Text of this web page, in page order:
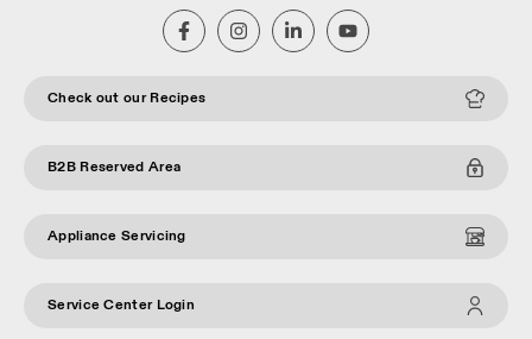
Check out our Recipes
B2B Reserved Area
Appliance Servicing
Service Center Login